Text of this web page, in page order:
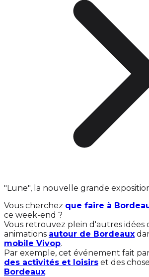
"Lune", la nouvelle grande
Vous cherchez que faire à
ce week-end ?
Vous retrouvez plein d'autres idées
animations autour de Bordeaux
mobile Vivop.
Par exemple, cet événement fait
des activités et loisirs et des
Bordeaux.